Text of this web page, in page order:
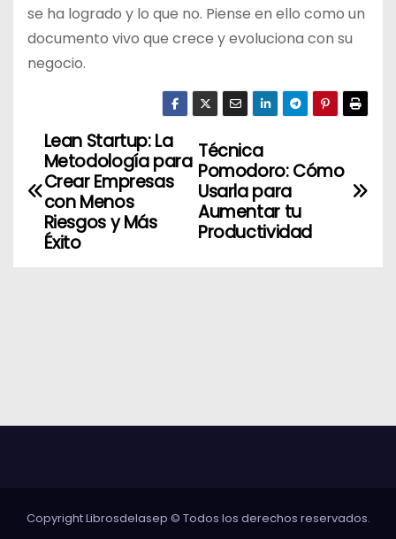
se ha logrado y lo que no. Piense en ello como un
documento vivo que crece y evoluciona con su
negocio.
N
a
d
Técnica
Pomodoro: Cómo
Usarla para
Aumentar tu
Productividad
Lean Startup: La
Metodología para
Crear Empresas
con Menos
Riesgos y Más
Éxito
Copyright Librosdelasep © Todos los derechos reservados.